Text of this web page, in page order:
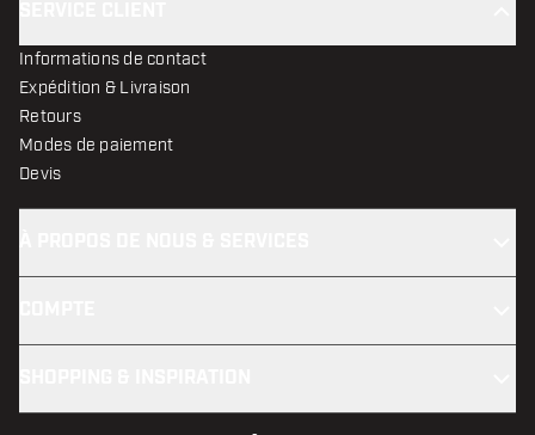
Informations de contact
Expédition & Livraison
Retours
Modes de paiement
Devis